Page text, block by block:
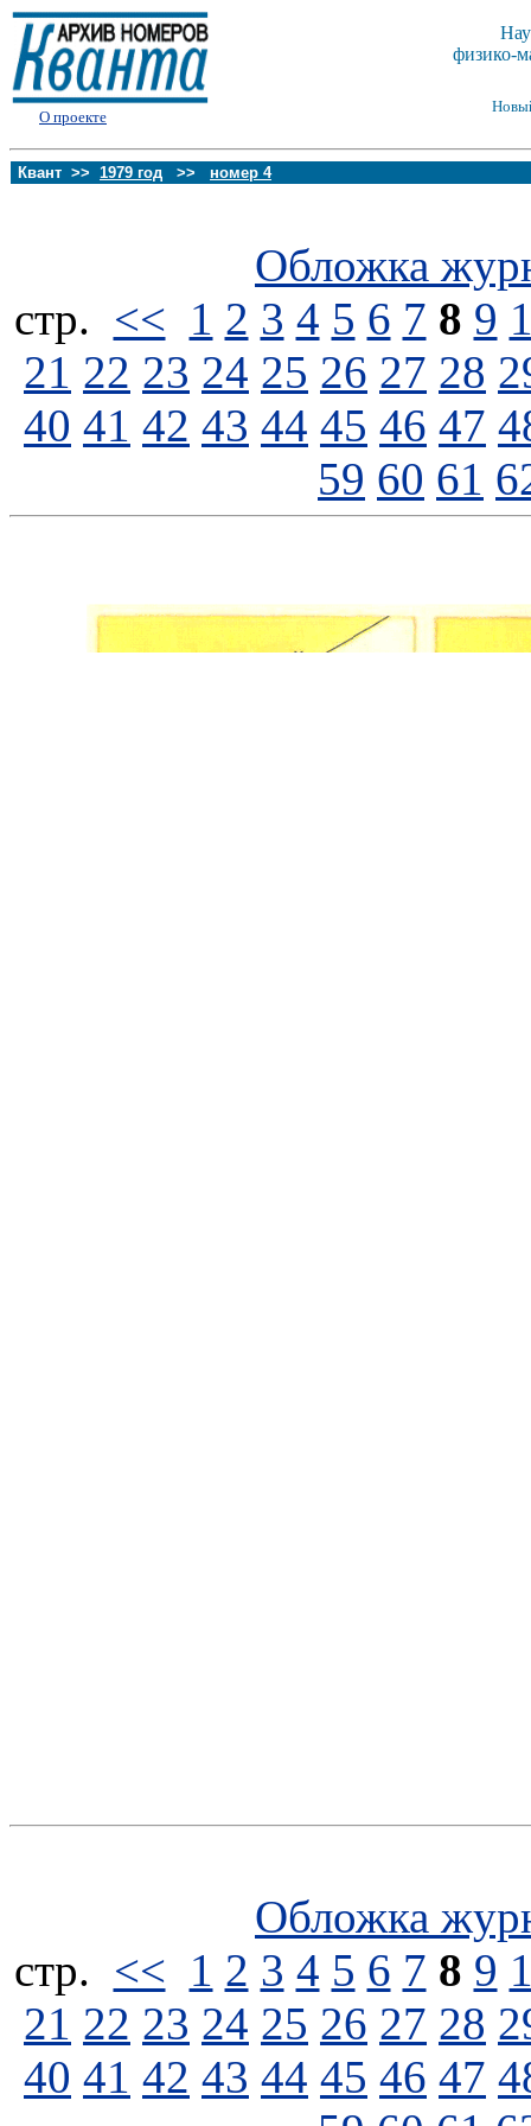
О проекте
физико-
Квант >> 1979 год >> номер 4
Обложка
стp. << 1 2 3 4 5 6 7 8 9
21 22 23 24 25 26 27 28
40 41 42 43 44 45 46 47
59 60 61
Обложка
стp. << 1 2 3 4 5 6 7 8 9
21 22 23 24 25 26 27 28
40 41 42 43 44 45 46 47